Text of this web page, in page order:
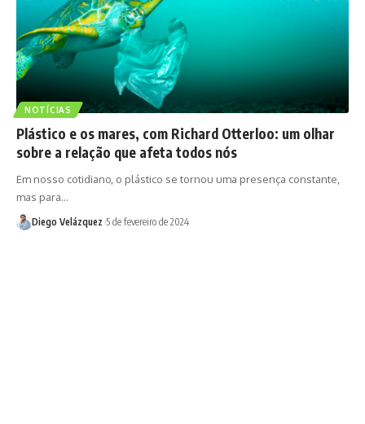
NOTÍCIAS
Plástico e os mares, com Richard Otterloo: um olhar
sobre a relação que afeta todos nós
Em nosso cotidiano, o plástico se tornou uma presença constante,
mas para…
Diego Velázquez 5 de fevereiro de 2024